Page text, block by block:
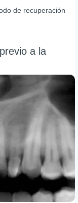
de recuperación
a la